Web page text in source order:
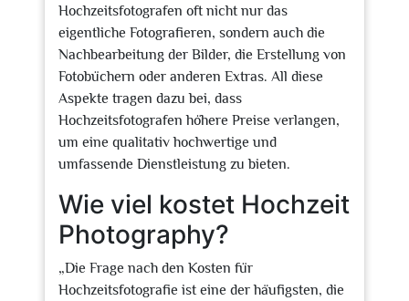
Hochzeitsfotografen oft nicht nur das
eigentliche Fotografieren, sondern auch die
Nachbearbeitung der Bilder, die Erstellung von
Fotobüchern oder anderen Extras. All diese
Aspekte tragen dazu bei, dass
Hochzeitsfotografen höhere Preise verlangen,
um eine qualitativ hochwertige und
umfassende Dienstleistung zu bieten.
Wie viel kostet Hochzeit
Photography?
„Die Frage nach den Kosten für
Hochzeitsfotografie ist eine der häufigsten, die